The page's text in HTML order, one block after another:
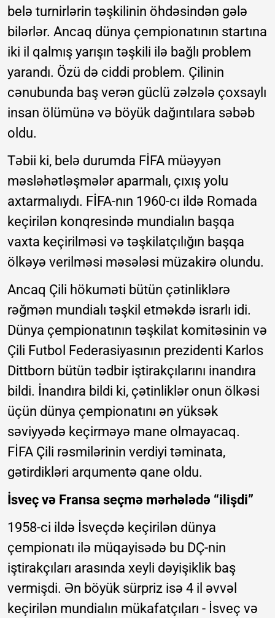
belə turnirlərin təşkilinin öhdəsindən gələ
bilərlər. Ancaq dünya çempionatının startına
iki il qalmış yarışın təşkili ilə bağlı problem
yarandı. Özü də ciddi problem. Çilinin
cənubunda baş verən güclü zəlzələ çoxsaylı
insan ölümünə və böyük dağıntılara səbəb
oldu.
Təbii ki, belə durumda FİFA müəyyən
məsləhətləşmələr aparmalı, çıxış yolu
axtarmalıydı. FİFA-nın 1960-cı ildə Romada
keçirilən konqresində mundialın başqa
vaxta keçirilməsi və təşkilatçılığın başqa
ölkəyə verilməsi məsələsi müzakirə olundu.
Ancaq Çili hökuməti bütün çətinliklərə
rəğmən mundialı təşkil etməkdə israrlı idi.
Dünya çempionatının təşkilat komitəsinin və
Çili Futbol Federasiyasının prezidenti Karlos
Dittborn bütün tədbir iştirakçılarını inandıra
bildi. İnandıra bildi ki, çətinliklər onun ölkəsi
üçün dünya çempionatını ən yüksək
səviyyədə keçirməyə mane olmayacaq.
FİFA Çili rəsmilərinin verdiyi təminata,
gətirdikləri arqumentə qane oldu.
İsveç və Fransa seçmə mərhələdə “ilişdi”
1958-ci ildə İsveçdə keçirilən dünya
çempionatı ilə müqayisədə bu DÇ-nin
iştirakçıları arasında xeyli dəyişiklik baş
vermişdi. Ən böyük sürpriz isə 4 il əvvəl
keçirilən mundialın mükafatçıları - İsveç və